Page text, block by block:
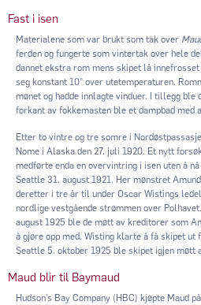
Fast i isen
Materialene som var brukt som tak over
ferden og fungerte som vintertak over hele
dannet ekstra rom mens skipet lå
seg konstant 10° over utetemperaturen.
mønet og hadde innlagte vinduer. I tillegg ble
forkant av fokkemasten ble et dampbad med
Etter to vintre og tre somre i
Nome i Alaska den 27. juli 1920. Et nytt
medførte enda en overvintring i isen uten å
Seattle 31. august 1921. Her mønstret
deretter i tre år til under Oscar Wistings
nordlige vestgående strømmen over
august 1925 ble de møtt av kreditorer som
å gjøre opp med. Wisting klarte å få skipet ut
Seattle 5. oktober 1925 ble skipet igjen møtt
Maud blir til Baymaud
Hudson’s Bay Company (HBC) kjøpte Maud